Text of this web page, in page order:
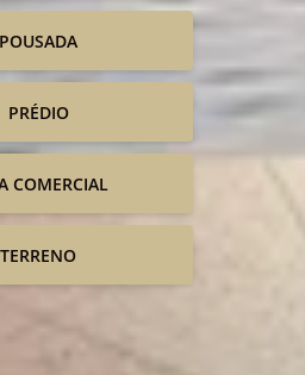
POUSADA
PRÉDIO
COMERCIAL
TERRENO